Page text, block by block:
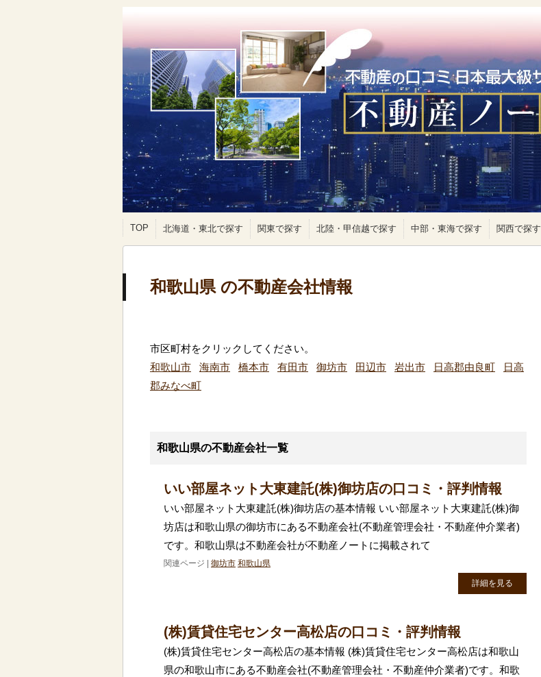
TOP 北海道・東北で探す 関東で探す 北陸・甲信越で探す 中部・東海で探す 関西で探す
和歌山県 の不動産会社情報
市区町村をクリックしてください。
和歌山市
海南市 橋本市 有田市 御坊市 田辺市 岩出市 日高郡由良町
日高
郡みなべ町
和歌山県の不動産会社一覧
いい部屋ネット大東建託(株)御坊店の口コミ・評判情報
いい部屋ネット大東建託(株)御坊店の基本情報 いい部屋ネット大東建託(株)御
坊店は和歌山県の御坊市にある不動産会社(不動産管理会社・不動産仲介業者)
です。和歌山県は不動産会社が不動産ノートに掲載されて
関連ページ | 御坊市 和歌山県
詳細を見る
(株)賃貸住宅センター高松店の口コミ・評判情報
(株)賃貸住宅センター高松店の基本情報 (株)賃貸住宅センター高松店は和歌山
県の和歌山市にある不動産会社(不動産管理会社・不動産仲介業者)です。和歌